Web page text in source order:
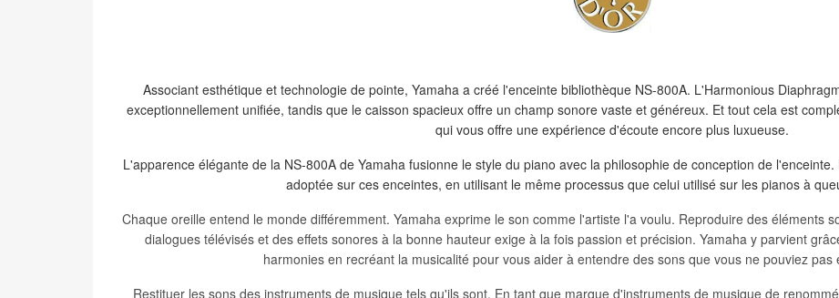
Associant esthétique et technologie de pointe, Yamaha a créé l'enceinte bibliothèque NS-800A. L'Harmonious
exceptionnellement unifiée, tandis que le caisson spacieux offre un champ sonore vaste et généreux. Et tout cela est
qui vous offre une expérience d'écoute encore plus luxueuse.
L'apparence élégante de la NS-800A de Yamaha fusionne le style du piano avec la philosophie de conception de
adoptée sur ces enceintes, en utilisant le même processus que celui utilisé sur les pianos à
Chaque oreille entend le monde différemment. Yamaha exprime le son comme l'artiste l'a voulu. Reproduire des éléments
dialogues télévisés et des effets sonores à la bonne hauteur exige à la fois passion et précision. Yamaha y parvient
harmonies en recréant la musicalité pour vous aider à entendre des sons que vous ne pouviez pas
Restituer les sons des instruments de musique tels qu'ils sont. En tant que marque d'instruments de musique de